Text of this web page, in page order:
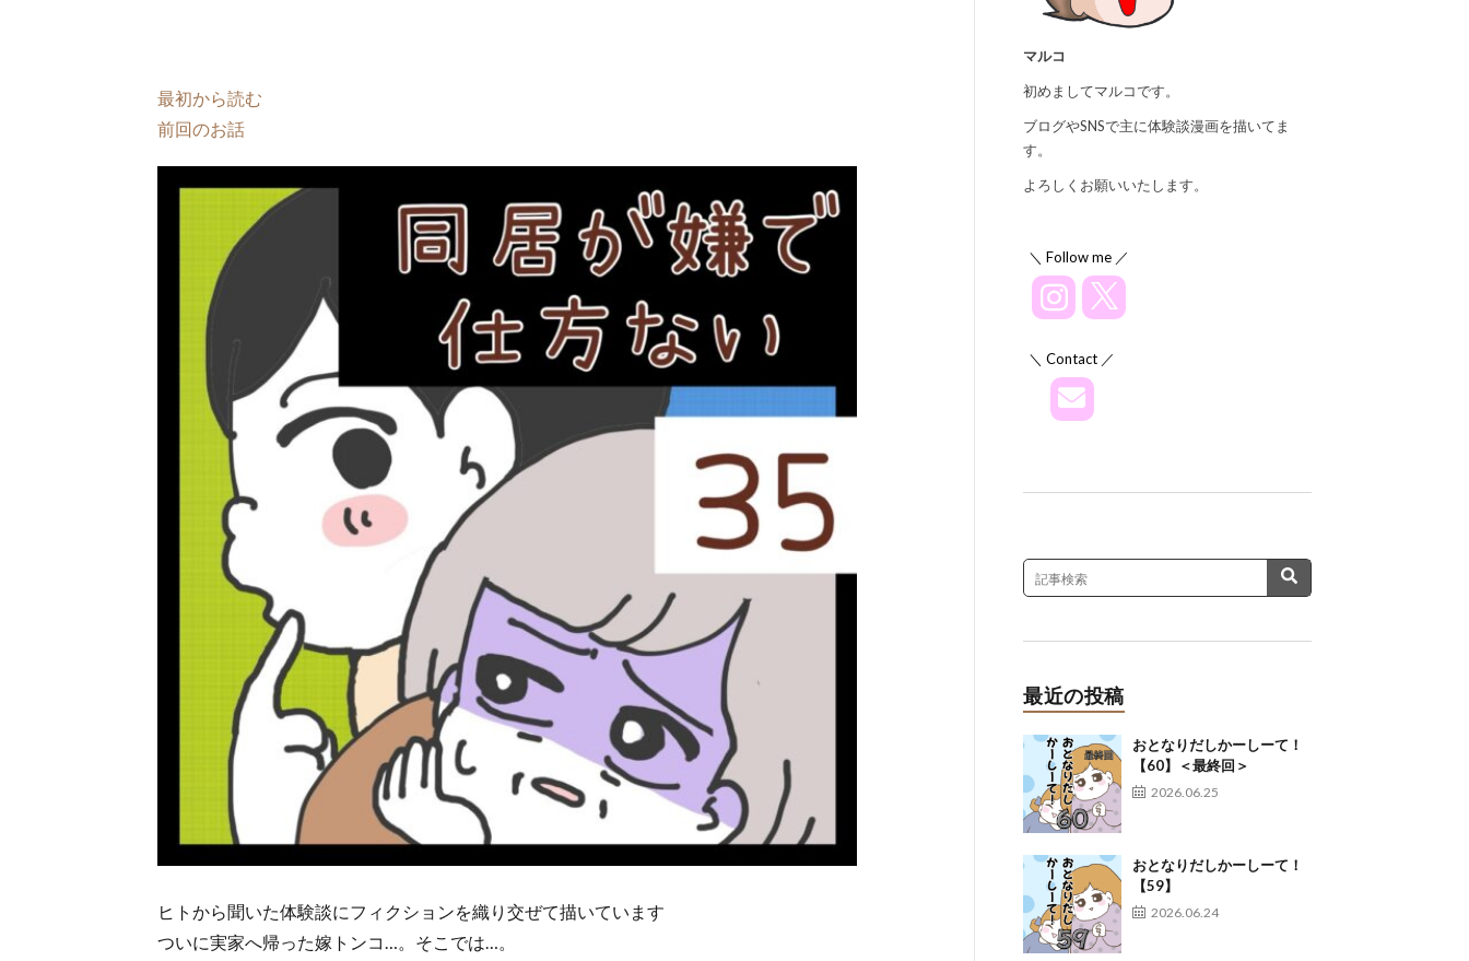
最初から読む
前回のお話
ヒトから聞いた体験談にフィクションを織り交ぜて描いています
ついに実家へ帰った嫁トンコ…。そこでは…。
マルコ
初めましてマルコです。
ブログやSNSで主に体験談漫画を描いてま
す。
よろしくお願いいたします。
＼ Follow me ／
＼ Contact ／
最近の投稿
おとなりだしかーしーて！
【60】＜最終回＞
2026.06.25
おとなりだしかーしーて！
【59】
2026.06.24